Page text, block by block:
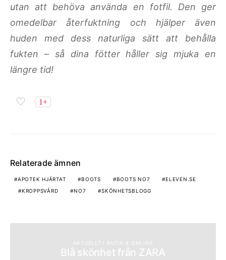
utan att behöva använda en fotfil. Den ger
omedelbar återfuktning och hjälper även
huden med dess naturliga sätt att behålla
fukten – så dina fötter håller sig mjuka en
längre tid!
1+
Relaterade ämnen
APOTEK HJÄRTAT BOOTS BOOTS NO7
ELEVEN.SE
KROPPSVÅRD
NO7 SKÖNHETSBLOGG
AKTUELLT I BUTIK & ONLINE
Blå skönhet från ZARA